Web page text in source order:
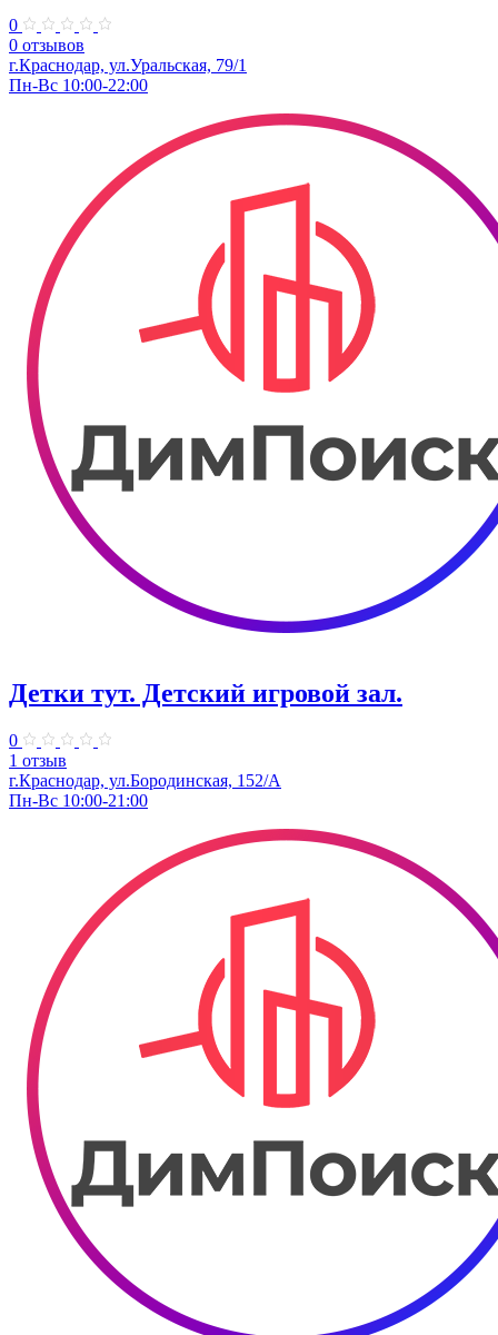
0
0 отзывов
г.Краснодар, ​ул.Уральская, 79/1
Пн-Вс 10:00-22:00
Детки тут. Детский игровой зал.
0
1 отзыв
г.Краснодар, ул.​Бородинская, 152/А
Пн-Вс 10:00-21:00